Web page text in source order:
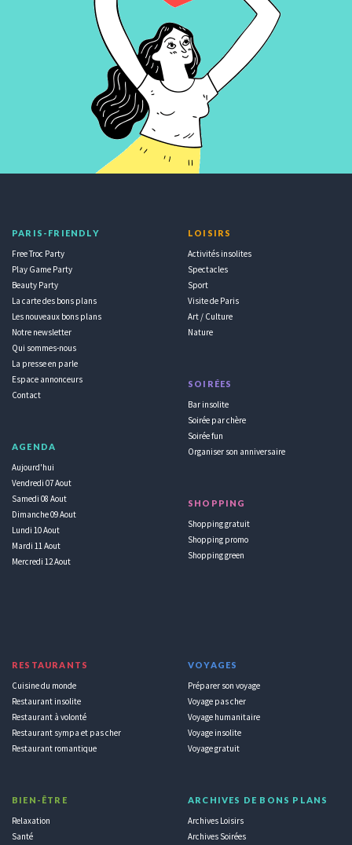
PARIS-FRIENDLY
Free Troc Party
Play Game Party
Beauty Party
La carte des bons plans
Les nouveaux bons plans
Notre newsletter
Qui sommes-nous
La presse en parle
Espace annonceurs
Contact
AGENDA
Aujourd'hui
Vendredi 07 Aout
Samedi 08 Aout
Dimanche 09 Aout
Lundi 10 Aout
Mardi 11 Aout
Mercredi 12 Aout
LOISIRS
Activités insolites
Spectacles
Sport
Visite de Paris
Art / Culture
Nature
SOIRÉES
Bar insolite
Soirée par chère
Soirée fun
Organiser son anniversaire
SHOPPING
Shopping gratuit
Shopping promo
Shopping green
RESTAURANTS
Cuisine du monde
Restaurant insolite
Restaurant à volonté
Restaurant sympa et pas cher
Restaurant romantique
BIEN-ÊTRE
Relaxation
Santé
VOYAGES
Préparer son voyage
Voyage pas cher
Voyage humanitaire
Voyage insolite
Voyage gratuit
ARCHIVES DE BONS PLANS
Archives Loisirs
Archives Soirées